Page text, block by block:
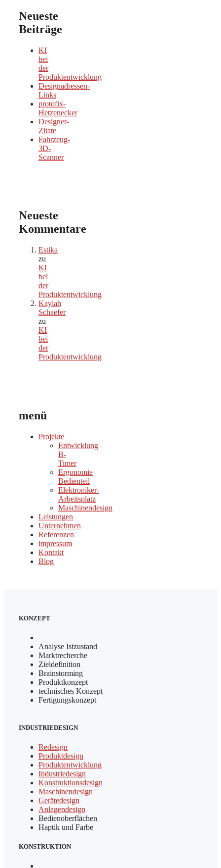
Neueste
Beiträge
KI
bei
der
Produktentwicklung
Designadressen-
Links
protofix-
Hetzenecker
Designer-
Zitate
Fahrzeug-
3D-
Scanner
Neueste
Kommentare
Estika
zu
KI
bei
der
Produktentwicklung
Kaylah
Schaefer
zu
KI
bei
der
Produktentwicklung
menü
Projekte
Entwicklung
B-
Timer
Ergonomie
Bedienteil
Elektroniker-
Arbeitsplatz
Maschinendesign
Leistungen
Unternehmen
Referenzen
impressum
Kontakt
Blog
KONZEPT
Analyse Istzustand
Marktrecherche
Zieldefinition
Brainstorming
Produktkonzept
technisches Konzept
Fertigungskonzept
INDUSTRIEDESIGN
Redesign
Produktdesign
Produktentwicklung
Industriedesign
Konstruktionsdesign
Maschinendesign
Gerätedesign
Anlagendesign
Bedienoberflächen
Haptik und Farbe
KONSTRUKTION